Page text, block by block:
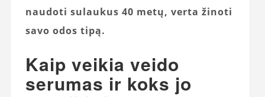
naudoti sulaukus 40 metų, verta žinoti
savo odos tipą.
Kaip veikia veido
serumas ir koks jo